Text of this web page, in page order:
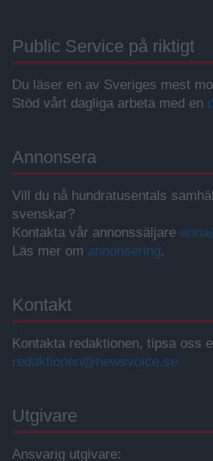
Public Service på riktigt
Du läser en av Sveriges mest
Stöd vårt dagliga arbeta med en
Annonsera
Vill du nå hundratusentals
svenskar?
Kontakta vår annonssäljare
Läs mer om annonsering.
Kontakt
Kontakta redaktionen, tipsa oss
redaktionen@newsvoice.se
Utgivare
Ansvarig utgivare: